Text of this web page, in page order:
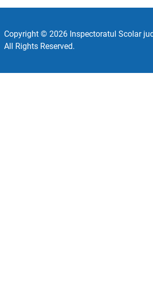
Copyright © 2026 Inspectoratul Scolar
All Rights Reserved.